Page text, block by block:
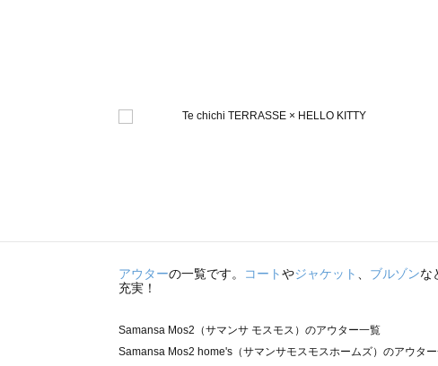
アウターの一覧です。 コートやジャケット ブルゾンな
充実！
Samansa Mos2（サマンサ モスモス）のアウター一覧
Samansa Mos2 home's（サマンサモスモスホームズ）のアウタ